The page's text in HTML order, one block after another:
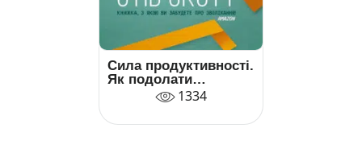
Сила продуктивності.
Як подолати
прокрастинацію
1334